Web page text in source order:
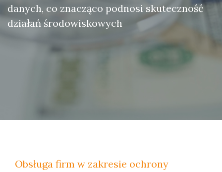
danych, co znacząco podnosi skuteczność
działań środowiskowych
Obsługa firm w zakresie ochrony